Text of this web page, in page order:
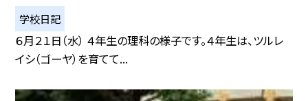
学校日記
６月２１日（水） ４年生の理科の様子です。４年生は、ツルレ
イシ（ゴーヤ）を育てて...